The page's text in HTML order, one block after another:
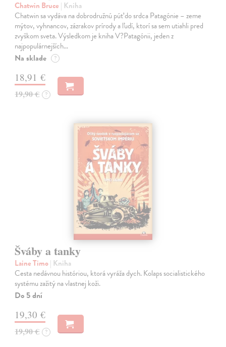
Chatwin Bruce | Kniha
Chatwin sa vydáva na dobrodružnú púť do srdca Patagónie – zeme
mýtov, vyhnancov, zázrakov prírody a ľudí, ktorí sa sem utiahli pred
zvyškom sveta. Výsledkom je kniha V?Patagónii, jeden z
najpopulárnejších…
Na sklade ?
18,91 €
19,90 € ?
Šváby a tanky
Laine Timo| Kniha
Cesta nedávnou históriou, ktorá vyráža dych. Kolaps socialistického
systému zažitý na vlastnej koži.
Do 5 dní
19,30 €
19,90 € ?